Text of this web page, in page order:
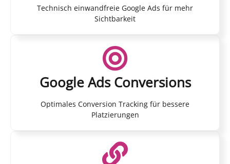
Technisch einwandfreie Google Ads für mehr
Sichtbarkeit
Google Ads Conversions
Optimales Conversion Tracking für bessere
Platzierungen